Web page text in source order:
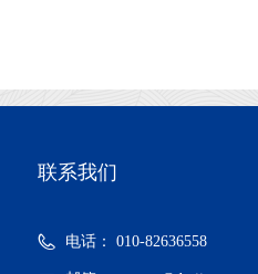
联系我们
电话： 010-82636558